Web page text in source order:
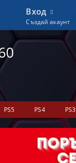
Вход
Създай акаунт
PS5 PS4 PS3